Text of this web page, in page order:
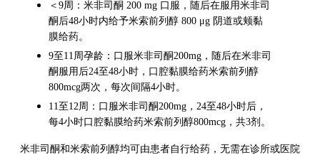
＜9周：米非司酮 200 mg 口服，随后在服用米非司
酮后48小时内给予米索前列醇 800 μg 阴道或颊黏
膜给药。
9至11周孕龄：口服米非司酮200mg，随后在米非司
酮服用后24至48小时，口腔黏膜给药米索前列醇
800mcg两次，每次间隔4小时。
11至12周：口服米非司酮200mg，24至48小时后，
每4小时口腔黏膜给药米索前列醇800mcg，共3剂。
米非司酮和米索前列醇均可由患者自行给药，无需在诊所或医院